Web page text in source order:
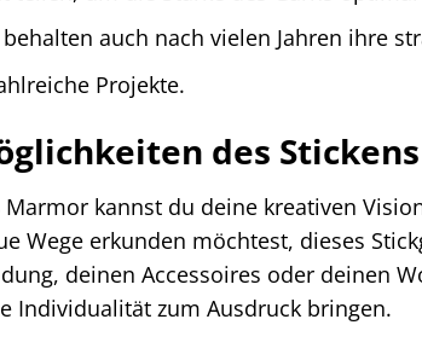
auch nach vielen Jahren ihre
Projekte.
des
kannst du deine kreativen
Wege erkunden möchtest, dieses
deinen Accessoires oder deinen
Individualität zum Ausdruck bringen.